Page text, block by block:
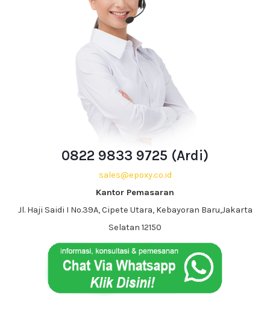
0822 9833 9725 (Ardi)
sales@epoxy.co.id
Kantor Pemasaran
Jl. Haji Saidi I No.39A, Cipete Utara, Kebayoran Baru,Jakarta
Selatan 12150